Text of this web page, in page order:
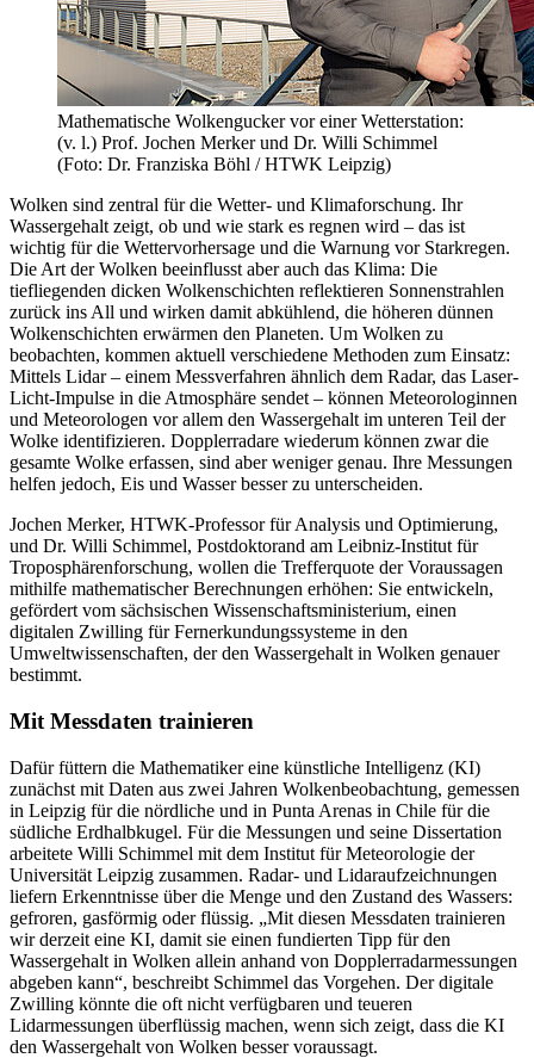
Mathematische Wolkengucker vor einer Wetterstation:
(v. l.) Prof. Jochen Merker und Dr. Willi Schimmel
(Foto: Dr. Franziska Böhl / HTWK Leipzig)
Wolken sind zentral für die Wetter- und Klimaforschung. Ihr
Wassergehalt zeigt, ob und wie stark es regnen wird – das ist
wichtig für die Wettervorhersage und die Warnung vor Starkregen.
Die Art der Wolken beeinflusst aber auch das Klima: Die
tiefliegenden dicken Wolkenschichten reflektieren Sonnenstrahlen
zurück ins All und wirken damit abkühlend, die höheren dünnen
Wolkenschichten erwärmen den Planeten. Um Wolken zu
beobachten, kommen aktuell verschiedene Methoden zum Einsatz:
Mittels Lidar – einem Messverfahren ähnlich dem Radar, das Laser-
Licht-Impulse in die Atmosphäre sendet – können Meteorologinnen
und Meteorologen vor allem den Wassergehalt im unteren Teil der
Wolke identifizieren. Dopplerradare wiederum können zwar die
gesamte Wolke erfassen, sind aber weniger genau. Ihre Messungen
helfen jedoch, Eis und Wasser besser zu unterscheiden.
Jochen Merker, HTWK-Professor für Analysis und Optimierung,
und Dr. Willi Schimmel, Postdoktorand am Leibniz-Institut für
Troposphärenforschung, wollen die Trefferquote der Voraussagen
mithilfe mathematischer Berechnungen erhöhen: Sie entwickeln,
gefördert vom sächsischen Wissenschaftsministerium, einen
digitalen Zwilling für Fernerkundungssysteme in den
Umweltwissenschaften, der den Wassergehalt in Wolken genauer
bestimmt.
Mit Messdaten trainieren
Dafür füttern die Mathematiker eine künstliche Intelligenz (KI)
zunächst mit Daten aus zwei Jahren Wolkenbeobachtung, gemessen
in Leipzig für die nördliche und in Punta Arenas in Chile für die
südliche Erdhalbkugel. Für die Messungen und seine Dissertation
arbeitete Willi Schimmel mit dem Institut für Meteorologie der
Universität Leipzig zusammen. Radar- und Lidaraufzeichnungen
liefern Erkenntnisse über die Menge und den Zustand des Wassers:
gefroren, gasförmig oder flüssig. „Mit diesen Messdaten trainieren
wir derzeit eine KI, damit sie einen fundierten Tipp für den
Wassergehalt in Wolken allein anhand von Dopplerradarmessungen
abgeben kann“, beschreibt Schimmel das Vorgehen. Der digitale
Zwilling könnte die oft nicht verfügbaren und teueren
Lidarmessungen überflüssig machen, wenn sich zeigt, dass die KI
den Wassergehalt von Wolken besser voraussagt.